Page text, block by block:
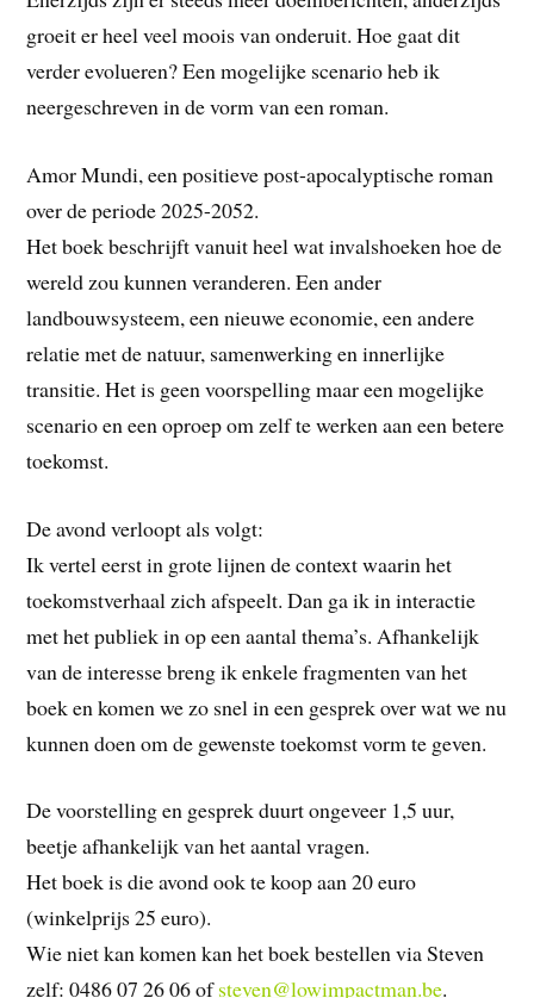
groeit er heel veel moois van onderuit. Hoe gaat dit
verder evolueren? Een mogelijke scenario heb ik
neergeschreven in de vorm van een roman.
Amor Mundi, een positieve post-apocalyptische roman
over de periode 2025-2052.
Het boek beschrijft vanuit heel wat invalshoeken hoe de
wereld zou kunnen veranderen. Een ander
landbouwsysteem, een nieuwe economie, een andere
relatie met de natuur, samenwerking en innerlijke
transitie. Het is geen voorspelling maar een mogelijke
scenario en een oproep om zelf te werken aan een betere
toekomst.
De avond verloopt als volgt:
Ik vertel eerst in grote lijnen de context waarin het
toekomstverhaal zich afspeelt. Dan ga ik in interactie
met het publiek in op een aantal thema’s. Afhankelijk
van de interesse breng ik enkele fragmenten van het
boek en komen we zo snel in een gesprek over wat we nu
kunnen doen om de gewenste toekomst vorm te geven.
De voorstelling en gesprek duurt ongeveer 1,5 uur,
beetje afhankelijk van het aantal vragen.
Het boek is die avond ook te koop aan 20 euro
(winkelprijs 25 euro).
Wie niet kan komen kan het boek bestellen via Steven
zelf: 0486 07 26 06 ofsteven@lowimpactman.be.